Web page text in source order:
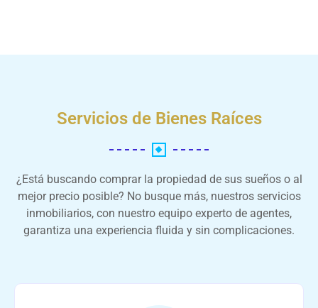
Servicios de Bienes Raíces
¿Está buscando comprar la propiedad de sus sueños o al
mejor precio posible? No busque más, nuestros servicios
inmobiliarios, con nuestro equipo experto de agentes,
garantiza una experiencia fluida y sin complicaciones.